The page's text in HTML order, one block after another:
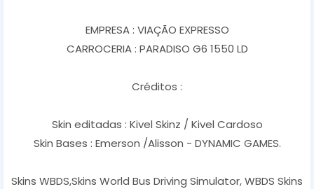
EMPRESA : VIAÇÃO EXPRESSO
CARROCERIA : PARADISO G6 1550 LD
Créditos :
Skin editadas : Kivel Skinz / Kivel Cardoso
Skin Bases : Emerson /Alisson - DYNAMIC GAMES.
Skins WBDS,Skins World Bus Driving Simulator, WBDS Skins